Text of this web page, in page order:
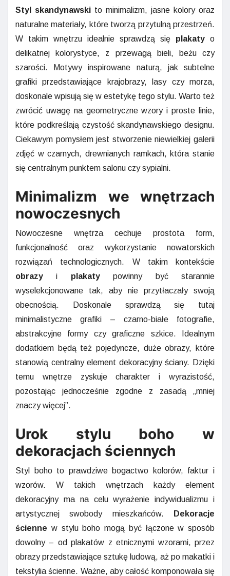
Styl skandynawski to minimalizm, jasne kolory oraz
naturalne materiały, które tworzą przytulną przestrzeń.
W takim wnętrzu idealnie sprawdzą się plakaty o
delikatnej kolorystyce, z przewagą bieli, beżu czy
szarości. Motywy inspirowane naturą, jak subtelne
grafiki przedstawiające krajobrazy, lasy czy morza,
doskonale wpisują się w estetykę tego stylu. Warto też
zwrócić uwagę na geometryczne wzory i proste linie,
które podkreślają czystość skandynawskiego designu.
Ciekawym pomysłem jest stworzenie niewielkiej galerii
zdjęć w czarnych, drewnianych ramkach, która stanie
się centralnym punktem salonu czy sypialni.
Minimalizm we wnętrzach
nowoczesnych
Nowoczesne wnętrza cechuje prostota form,
funkcjonalność oraz wykorzystanie nowatorskich
rozwiązań technologicznych. W takim kontekście
obrazy i plakatypowinny być starannie
wyselekcjonowane tak, aby nie przytłaczały swoją
obecnością. Doskonale sprawdzą się tutaj
minimalistyczne grafiki – czarno-białe fotografie,
abstrakcyjne formy czy graficzne szkice. Idealnym
dodatkiem będą też pojedyncze, duże obrazy, które
stanowią centralny element dekoracyjny ściany. Dzięki
temu wnętrze zyskuje charakter i wyrazistość,
pozostając jednocześnie zgodne z zasadą „mniej
znaczy więcej”.
Urok stylu boho w
dekoracjach ściennych
Styl boho to prawdziwe bogactwo kolorów, faktur i
wzorów. W takich wnętrzach każdy element
dekoracyjny ma na celu wyrażenie indywidualizmu i
artystycznej swobody mieszkańców.
Dekoracje
ścienne w stylu boho mogą być łączone w sposób
dowolny – od plakatów z etnicznymi wzorami, przez
obrazy przedstawiające sztukę ludową, aż po makatki i
tekstylia ścienne. Ważne, aby całość komponowała się